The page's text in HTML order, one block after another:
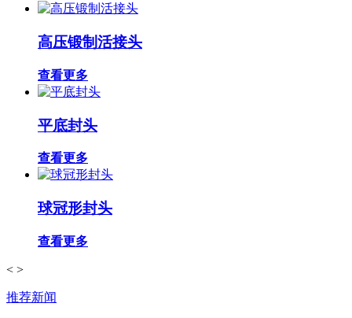
高压锻制活接头
查看更多
平底封头
查看更多
球冠形封头
查看更多
< >
推荐新闻